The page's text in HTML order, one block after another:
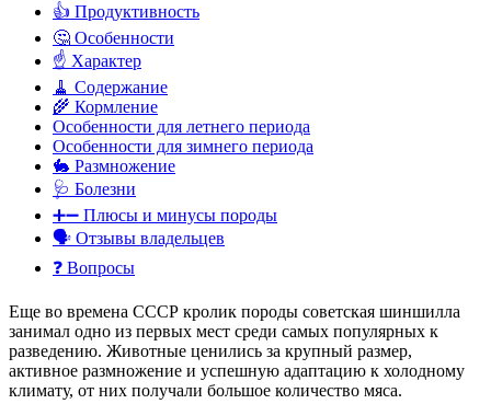
👍 Продуктивность
🤔 Особенности
☝ Характер
🧹 Содержание
🌾 Кормление
Особенности для летнего периода
Особенности для зимнего периода
🐇 Размножение
🩺 Болезни
➕➖ Плюсы и минусы породы
🗣 Отзывы владельцев
❓ Вопросы
Еще во времена СССР кролик породы советская шиншилла
занимал одно из первых мест среди самых популярных к
разведению. Животные ценились за крупный размер,
активное размножение и успешную адаптацию к холодному
климату, от них получали большое количество мяса.